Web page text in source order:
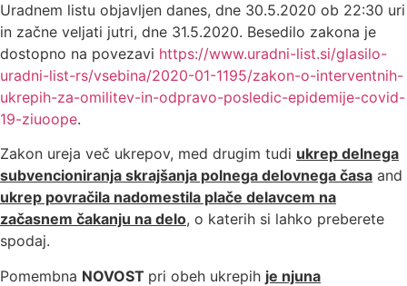
Uradnem listu objavljen danes, dne 30.5.2020 ob 22:30 uri
in začne veljati jutri, dne 31.5.2020. Besedilo zakona je
dostopno na povezavi https://www.uradni-list.si/glasilo-
uradni-list-rs/vsebina/2020-01-1195/zakon-o-interventnih-
ukrepih-za-omilitev-in-odpravo-posledic-epidemije-covid-
19-ziuoope.
Zakon ureja več ukrepov, med drugim tudi ukrep delnega
subvencioniranja skrajšanja polnega delovnega časa and
ukrep povračila nadomestila plače delavcem na
začasnem čakanju na delo, o katerih si lahko preberete
spodaj.
Pomembna NOVOST pri obeh ukrepih je njuna